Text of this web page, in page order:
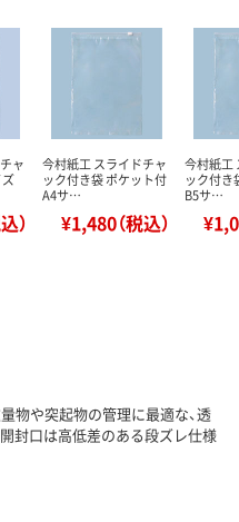
ャ
）
今村紙工 スライドチャ
ック付き袋 ポケット付
A4サ…
¥1,480（税込）
今村紙工
ック付き
B5サ…
物や突起物の管理に最適な、透
封口は高低差のある段ズレ仕様